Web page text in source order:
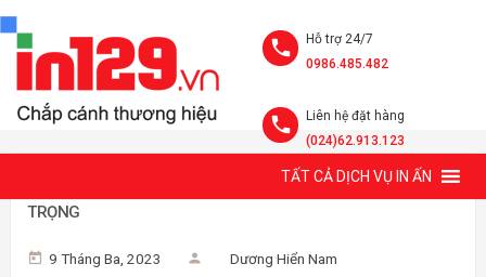
Hỗ trợ 24/7
0986.485.482
Liên hệ đặt hàng
(024)62.913.123
TẤT CẢ DỊCH VỤ IN ẤN
MẪU TÚI GIẤY ĐỰNG QUÀ MAMA'S FOOD CỰC KỲ SANG
TRỌNG
9 Tháng Ba, 2023 Dương Hiển Nam